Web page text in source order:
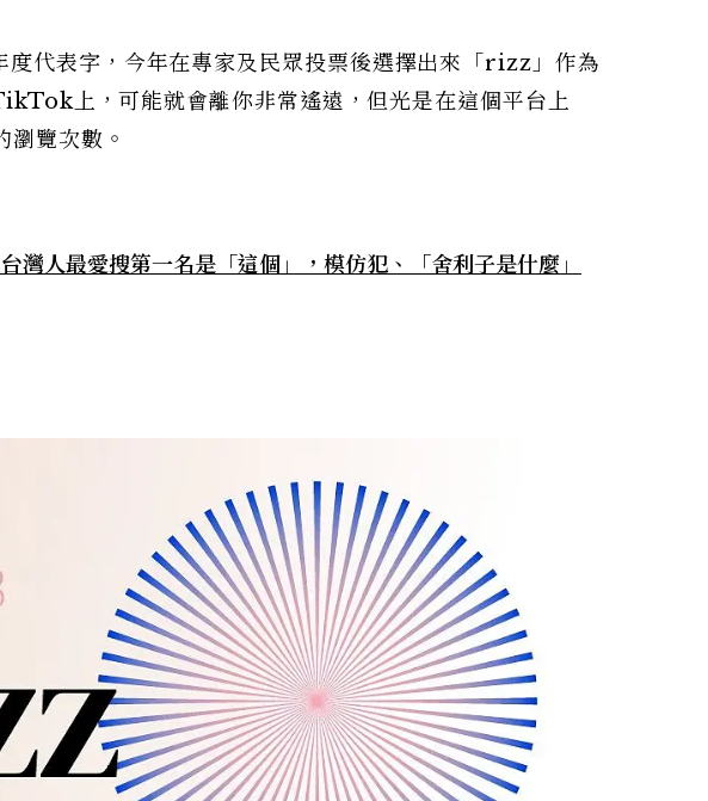
度代表字，今年在專家及民眾投票後選擇出來「rizz」作為
上，可能就會離你非常遙遠，但光是在這個平台上
覽次數。
人最愛搜第一名是「這個」，模仿犯、「舍利子是什麼」